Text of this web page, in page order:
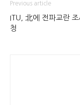
Previous article
ITU, 北에 전파교란
청